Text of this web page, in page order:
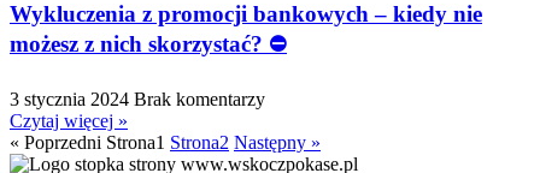
Wykluczenia z promocji bankowych – kiedy nie
możesz z nich skorzystać? ⛔
3 stycznia 2024 Brak komentarzy
Czytaj więcej »
« Poprzedni Strona1 Strona2 Następny »